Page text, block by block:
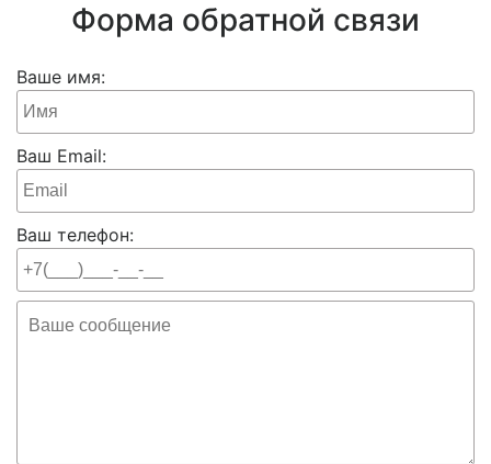
Форма обратной связи
Ваше имя:
Ваш Email:
Ваш телефон: